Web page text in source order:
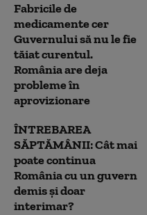
Fabricile de
medicamente cer
Guvernului să nu le fie
tăiat curentul.
România are deja
probleme în
aprovizionare
ÎNTREBAREA
SĂPTĂMÂNII: Cât mai
poate continua
România cu un guvern
demis și doar
interimar?